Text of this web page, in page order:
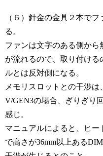
（６）針金の金具２本でフ
る。
ファンは文字のある側から
が流れるので、取り付ける
ルとは反対側になる。
メモリスロットとの干渉は
V/GEN3の場合、ぎりぎり
感じ。
マニュアルによると、ヒー
で高さが36mm以上ある